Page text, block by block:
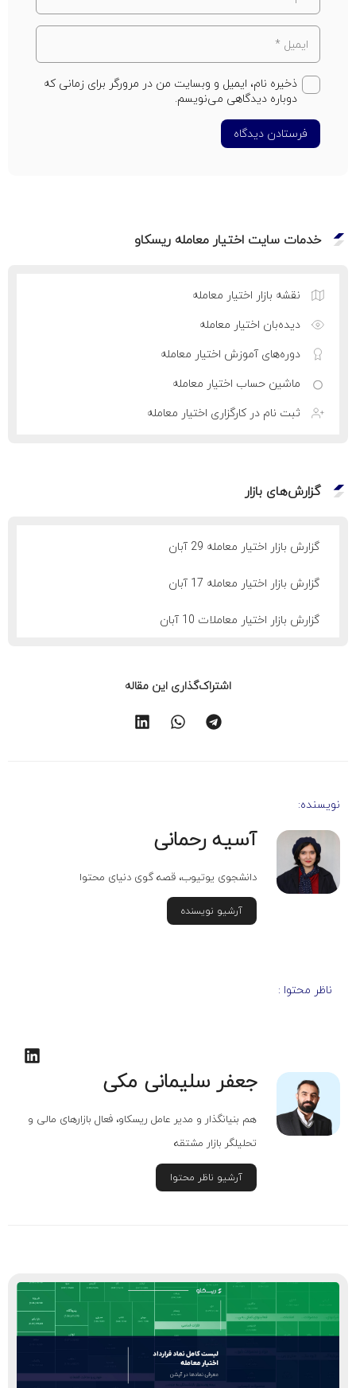
خدمات سایت اختیار معامله ریسکاو
نقشه بازار اختیار معامله
دیده‌بان اختیار معامله
دوره‌های آموزش اختیار معامله
ماشین حساب اختیار معامله
ثبت نام در کارگزاری اختیار معامله
گزارش‌های بازار
گزارش بازار اختیار معامله 29 آبان
گزارش بازار اختیار معامله 17 آبان
گزارش بازار اختیار معاملات 10 آبان
اشتراک‌گذاری این مقاله
ذخیره نام، ایمیل و وبسایت من در مرورگر برای زمانی که
دوباره دیدگاهی می‌نویسم.
فرستادن دیدگاه
نویسنده:
آسیه رحمانی
دانشجوی یوتیوب، قصه گوی دنیای محتوا
آرشیو نویسنده
ناظر محتوا :
جعفر سلیمانی مکی
هم بنیانگذار و مدیر عامل ریسکاو، فعال بازارهای مالی و
تحلیلگر بازار مشتقه
آرشیو ناظر محتوا